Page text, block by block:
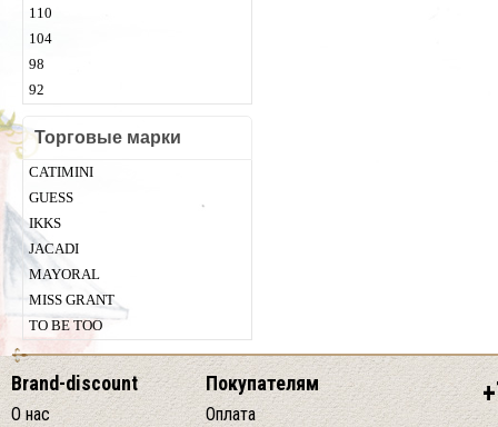
110
104
98
92
Торговые марки
CATIMINI
GUESS
IKKS
JACADI
MAYORAL
MISS GRANT
TO BE TOO
Brand-discount
О нас
Покупателям
Оплата